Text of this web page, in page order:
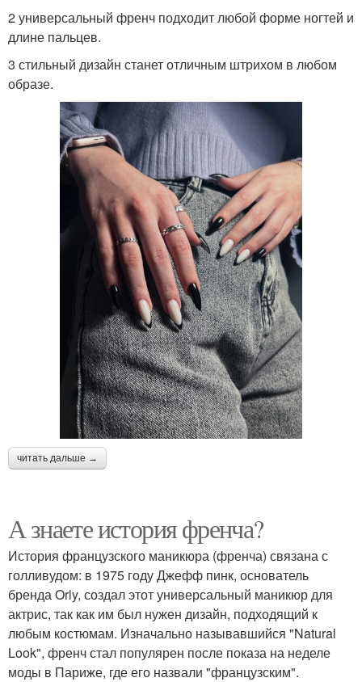
2 универсальный френч подходит любой форме ногтей и
длине пальцев.
3 стильный дизайн станет отличным штрихом в любом
образе.
читать дальше →
А знаете история френча?
История французского маникюра (френча) связана с
голливудом: в 1975 году Джефф пинк, основатель
бренда Orly, создал этот универсальный маникюр для
актрис, так как им был нужен дизайн, подходящий к
любым костюмам. Изначально называвшийся "Natural
Look", френч стал популярен после показа на неделе
моды в Париже, где его назвали "французским".